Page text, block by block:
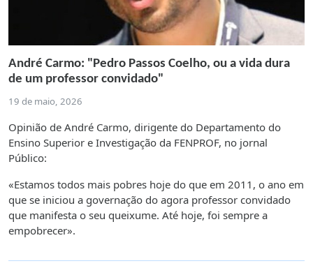
André Carmo: "Pedro Passos Coelho, ou a vida dura
de um professor convidado"
19 de maio, 2026
Opinião de André Carmo, dirigente do Departamento do
Ensino Superior e Investigação da FENPROF, no jornal
Público:
«Estamos todos mais pobres hoje do que em 2011, o ano em
que se iniciou a governação do agora professor convidado
que manifesta o seu queixume. Até hoje, foi sempre a
empobrecer».